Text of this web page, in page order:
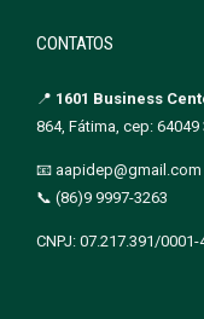
CONTATOS
📍 1601 Business
864, Fátima, cep:
📧 aapidep@gmail.com
📞 (86)9 9997-3263
CNPJ: 07.217.391/0001-